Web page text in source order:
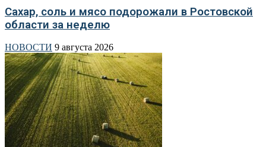
Сахар, соль и мясо подорожали в Ростовской
области за неделю
НОВОСТИ 9 августа 2026